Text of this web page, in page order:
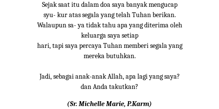
Sejak saat itu dalam doa saya banyak mengucap
syu- kur atas segala yang telah Tuhan berikan.
Walaupun sa- ya tidak tahu apa yang diterima oleh
keluarga saya setiap
hari, tapi saya percaya Tuhan memberi segala yang
mereka butuhkan.
Jadi, sebagai anak-anak Allah, apa lagi yang saya?
dan Anda takutkan?
(Sr. Michelle Marie, P.Karm)